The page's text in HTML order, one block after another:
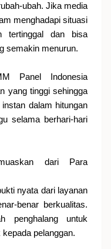
ubah. Jika media
menghadapi situasi
tertinggal dan bisa
semakin menurun.
Panel Indonesia
yang tinggi sehingga
dalam hitungan
selama berhari-hari
dari Para
nyata dari layanan
benar berkualitas.
penghalang untuk
pelanggan.